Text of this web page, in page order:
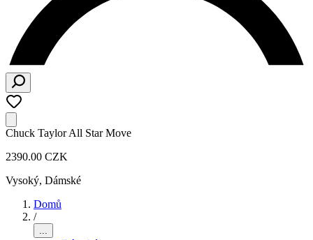
Chuck Taylor All Star Move
2390.00 CZK
Vysoký, Dámské
Domů
/
...